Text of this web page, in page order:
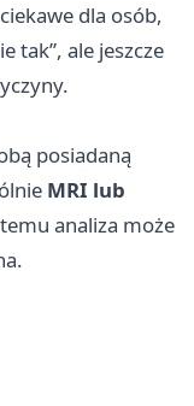
dla osób,
tak”, ale jeszcze
posiadaną
MRI lub
analiza może